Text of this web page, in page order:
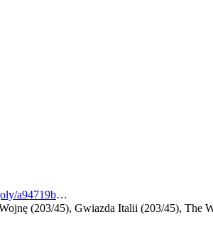
https://indeksrepresjonowanych.pl/szczegoly/a94719bc-d16e-4a4b-9f53-afc301000b10
(203/45), Gwiazda Italii (203/45), The